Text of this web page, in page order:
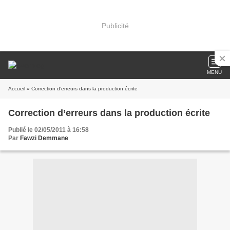
Publicité
MENU
Accueil » Correction d’erreurs dans la production écrite
Correction d’erreurs dans la production écrite
Publié le 02/05/2011 à 16:58
Par Fawzi Demmane